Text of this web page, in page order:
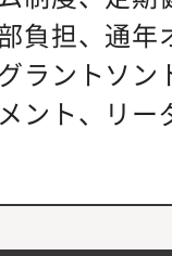
負担、通
ラントソ
ント、リ